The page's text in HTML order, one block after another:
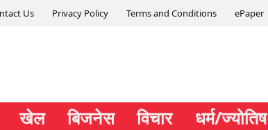
Us Privacy Policy Terms and Conditions ePaper
खेल बिजनेस विचार धर्म/ज्योतिष